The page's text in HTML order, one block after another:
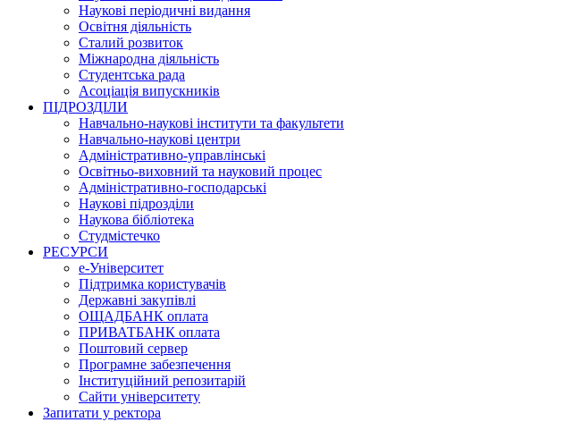
Наукові періодичні видання
Освітня діяльність
Сталий розвиток
Міжнародна діяльність
Студентська рада
Асоціація випускників
ПІДРОЗДІЛИ
Навчально-наукові інститути та факультети
Навчально-наукові центри
Адміністративно-управлінські
Освітньо-виховний та науковий процес
Адміністративно-господарські
Наукові підрозділи
Наукова бібліотека
Студмістечко
РЕСУРСИ
е-Університет
Підтримка користувачів
Державні закупівлі
ОЩАДБАНК оплата
ПРИВАТБАНК оплата
Поштовий сервер
Програмне забезпечення
Інституційний репозитарій
Сайти університету
Запитати у ректора